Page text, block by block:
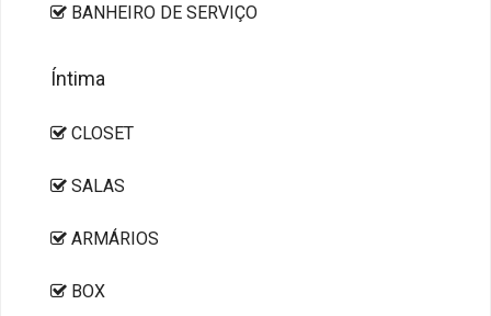
BANHEIRO DE SERVIÇO
Íntima
CLOSET
SALAS
ARMÁRIOS
BOX